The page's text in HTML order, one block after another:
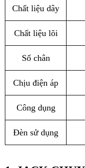
Chất liệu dây
Chất liệu lõi
Số chân
Chịu điện áp
Công dụng
Đèn sử dụng